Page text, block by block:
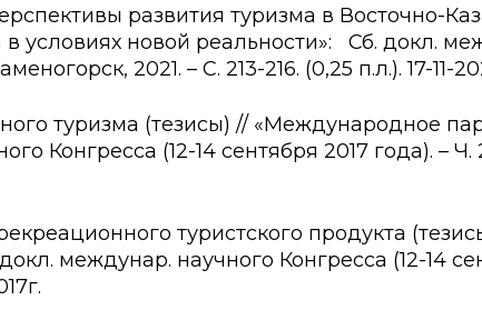
развития туризма в Восточно-
условиях новой реальности»: Сб. докл.
2021. – С. 213-216. (0,25 п.л.). 17-11-
туризма (тезисы) // «Международное
Конгресса (12-14 сентября 2017 года). – Ч.
туристского продукта
междунар. научного Конгресса (12-14